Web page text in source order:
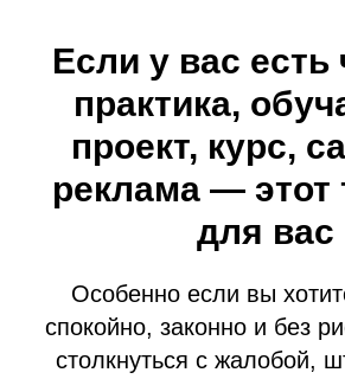
Если у вас есть
практика,
проект, курс,
реклама — этот
для вас
Особенно если вы
спокойно, законно и без
столкнуться с жалобой,